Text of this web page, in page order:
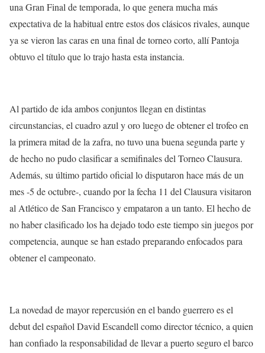
una Gran Final de temporada, lo que genera mucha más
expectativa de la habitual entre estos dos clásicos rivales, aunque
ya se vieron las caras en una final de torneo corto, allí Pantoja
obtuvo el título que lo trajo hasta esta instancia.
Al partido de ida ambos conjuntos llegan en distintas
circunstancias, el cuadro azul y oro luego de obtener el trofeo en
la primera mitad de la zafra, no tuvo una buena segunda parte y
de hecho no pudo clasificar a semifinales del Torneo Clausura.
Además, su último partido oficial lo disputaron hace más de un
mes -5 de octubre-, cuando por la fecha 11 del Clausura visitaron
al Atlético de San Francisco y empataron a un tanto. El hecho de
no haber clasificado los ha dejado todo este tiempo sin juegos por
competencia, aunque se han estado preparando enfocados para
obtener el campeonato.
La novedad de mayor repercusión en el bando guerrero es el
debut del español David Escandell como director técnico, a quien
han confiado la responsabilidad de llevar a puerto seguro el barco